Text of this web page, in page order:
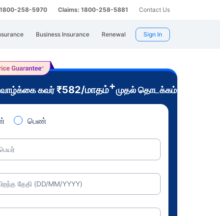
258-5970 Claims: 1800-258-5881 Contact Us
Business Insurance Renewal Sign In
வாழ்க்கை கவர்₹582/மாதம்+முதல் தொடக்கம்
பெண்
தேதி (DD/MM/YYYY)